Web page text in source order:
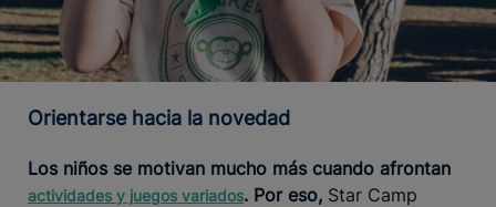
Orientarse hacia la novedad
Los niños se motivan mucho más cuando afrontan
actividades y juegos variados. Por eso, Star Camp